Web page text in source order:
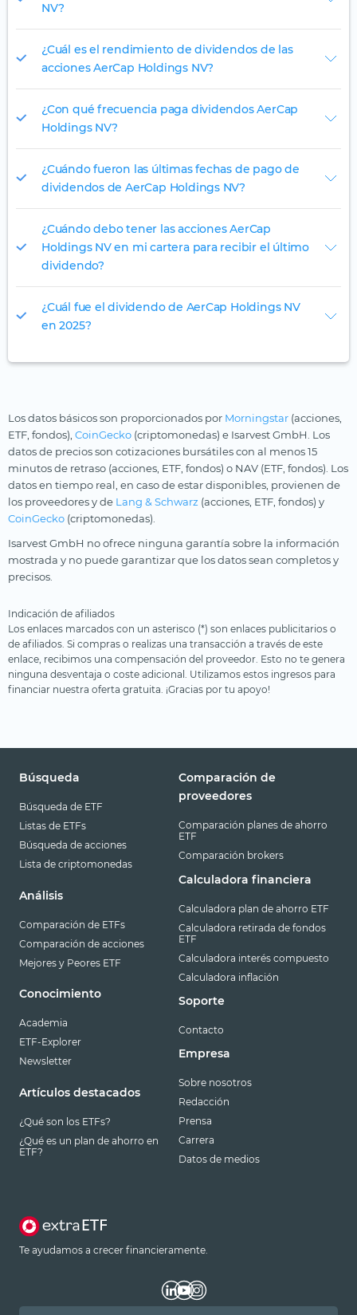
NV?
¿Cuál es el rendimiento de dividendos de las
acciones AerCap Holdings NV?
¿Con qué frecuencia paga dividendos AerCap
Holdings NV?
¿Cuándo fueron las últimas fechas de pago de
dividendos de AerCap Holdings NV?
¿Cuándo debo tener las acciones AerCap
Holdings NV en mi cartera para recibir el último
dividendo?
¿Cuál fue el dividendo de AerCap Holdings NV
en 2025?
Los datos básicos son proporcionados por Morningstar (acciones,
ETF, fondos), CoinGecko (criptomonedas) e Isarvest GmbH. Los
datos de precios son cotizaciones bursátiles con al menos 15
minutos de retraso (acciones, ETF, fondos) o NAV (ETF, fondos). Los
datos en tiempo real, en caso de estar disponibles, provienen de
los proveedores y de Lang & Schwarz (acciones, ETF, fondos) y
CoinGecko (criptomonedas).
Isarvest GmbH no ofrece ninguna garantía sobre la información
mostrada y no puede garantizar que los datos sean completos y
precisos.
Indicación de afiliados
Los enlaces marcados con un asterisco (*) son enlaces publicitarios o
de afiliados. Si compras o realizas una transacción a través de este
enlace, recibimos una compensación del proveedor. Esto no te genera
ninguna desventaja o coste adicional. Utilizamos estos ingresos para
financiar nuestra oferta gratuita. ¡Gracias por tu apoyo!
Búsqueda
Búsqueda de ETF
Listas de ETFs
Búsqueda de acciones
Lista de criptomonedas
Análisis
Comparación de ETFs
Comparación de acciones
Mejores y Peores ETF
Conocimiento
Academia
ETF-Explorer
Newsletter
Artículos destacados
¿Qué son los ETFs?
¿Qué es un plan de ahorro en
ETF?
Comparación de
proveedores
Comparación planes de ahorro
ETF
Comparación brokers
Calculadora financiera
Calculadora plan de ahorro ETF
Calculadora retirada de fondos
ETF
Calculadora interés compuesto
Calculadora inflación
Soporte
Contacto
Empresa
Sobre nosotros
Redacción
Prensa
Carrera
Datos de medios
Te ayudamos a crecer financieramente.